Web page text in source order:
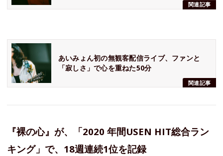
関連記事
関連記事
あいみょん初の無観客配信ライブ、ファンと
「寂しさ」で心を重ねた50分
『裸の心』が、「2020 年間USEN HIT総合ラン
キング」で、18週連続1位を記録